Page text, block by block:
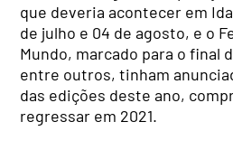
que deveria acontecer em
de julho e 04 de agosto, e o
Mundo, marcado para o final
entre outros, tinham
das edições deste ano,
regressar em 2021.